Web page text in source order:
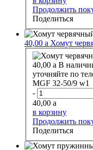
Продолжить
Поделиться
40,00 a Хомут
40,00 a В
уточняйте по
MGF 32-50/9 w1
-
40,00 a
в корзину
Продолжить
Поделиться